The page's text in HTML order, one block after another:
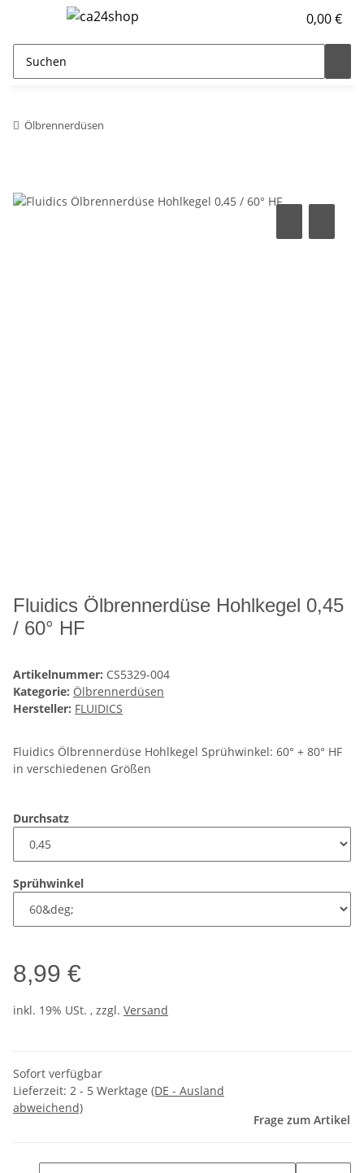
0,00 €
Ölbrennerdüsen
Fluidics Ölbrennerdüse Hohlkegel 0,45
/ 60° HF
Artikelnummer: CS5329-004
Kategorie: Ölbrennerdüsen
Hersteller: FLUIDICS
Fluidics Ölbrennerdüse Hohlkegel Sprühwinkel: 60° + 80° HF
in verschiedenen Größen
Durchsatz
Sprühwinkel
8,99 €
inkl. 19% USt. , zzgl. Versand
Sofort verfügbar
Lieferzeit: 2 - 5 Werktage (DE - Ausland
abweichend)
Frage zum Artikel